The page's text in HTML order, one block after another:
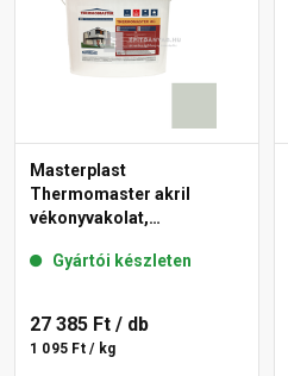
Masterplast
Thermomaster akril
vékonyvakolat,
43-E 25 kg
Gyártói készleten
27 385 Ft / db
1 095 Ft / kg